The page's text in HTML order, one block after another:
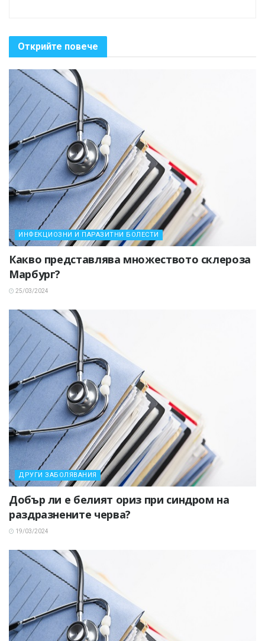
Открийте повече
ИНФЕКЦИОЗНИ И ПАРАЗИТНИ БОЛЕСТИ
Какво представлява множеството склероза
Марбург?
25/03/2024
ДРУГИ ЗАБОЛЯВАНИЯ
Добър ли е белият ориз при синдром на
раздразнените черва?
19/03/2024